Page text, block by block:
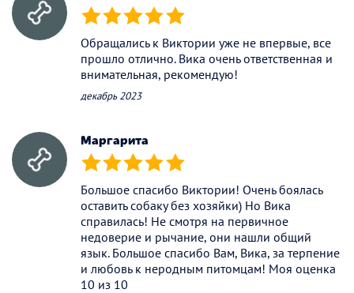
(*) (*) (*) (*) (*)
Обращались к Виктории уже не впервые, все
прошло отлично. Вика очень ответственная и
внимательная, рекомендую!
декабрь 2023
Маргарита
(*) (*) (*) (*) (*)
Большое спасибо Виктории! Очень боялась
оставить собаку без хозяйки) Но Вика
справилась! Не смотря на первичное
недоверие и рычание, они нашли общий
язык. Большое спасибо Вам, Вика, за терпение
и любовь к неродным питомцам! Моя оценка
10 из 10